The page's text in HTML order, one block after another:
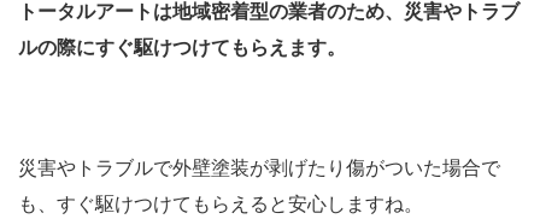
トータルアートは地域密着型の業者のため、災害やトラブ
ルの際にすぐ駆けつけてもらえます。
災害やトラブルで外壁塗装が剥げたり傷がついた場合で
も、すぐ駆けつけてもらえると安心しますね。